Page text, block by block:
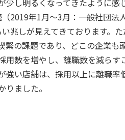
2019年1月～3月：一般社団法
兆しが見えてきております。
の課題であり、どこの企業も
用数を増やし、離職数を減ら
強い店舗は、採用以上に離職
ました。